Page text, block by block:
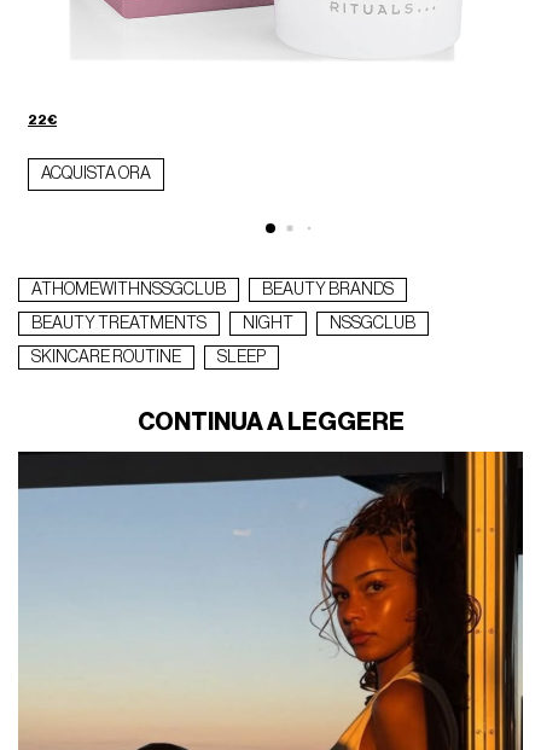
22€
ACQUISTA ORA
ATHOMEWITHNSSGCLUB
BEAUTY BRANDS
BEAUTY TREATMENTS
NIGHT
NSSGCLUB
SKINCARE ROUTINE
SLEEP
CONTINUA A LEGGERE